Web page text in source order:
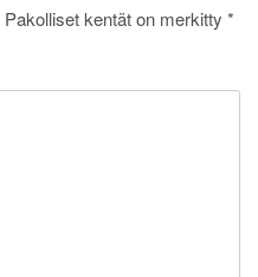
Pakolliset kentät on merkitty *